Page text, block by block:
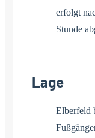
erfolgt
Stunde
Lage
Elberfeld